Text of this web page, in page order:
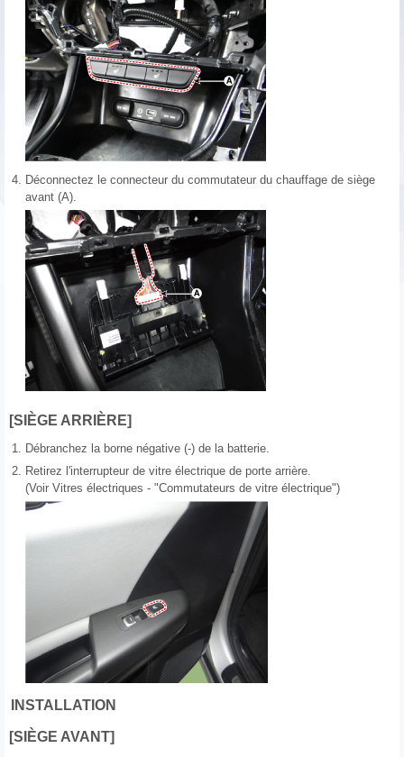
4. Déconnectez le connecteur du commutateur du chauffage de siège
avant (A).
[SIÈGE ARRIÈRE]
1. Débranchez la borne négative (-) de la batterie.
2. Retirez l'interrupteur de vitre électrique de porte arrière.
(Voir Vitres électriques - "Commutateurs de vitre électrique")
INSTALLATION
[SIÈGE AVANT]